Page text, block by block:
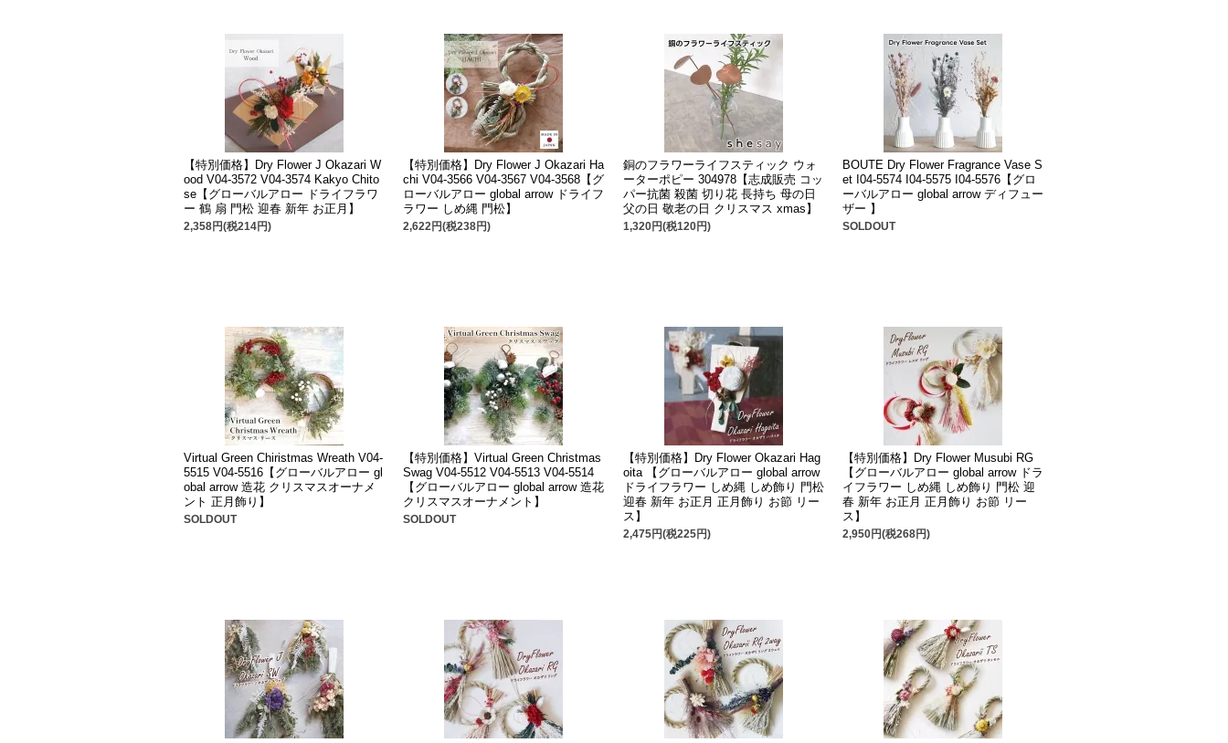
【特別価格】Dry Flower J Okazari W
ood V04-3572 V04-3574 Kakyo Chito
se【グローバルアロー ドライフラワ
ー 鶴 扇 門松 迎春 新年 お正月】
2,358円(税214円)
【特別価格】Dry Flower J Okazari Ha
chi V04-3566 V04-3567 V04-3568【グ
ローバルアロー global arrow ドライフ
ラワー しめ縄 門松】
2,622円(税238円)
銅のフラワーライフスティック ウォ
ーターポピー 304978【志成販売 コッ
パー抗菌 殺菌 切り花 長持ち 母の日
父の日 敬老の日 クリスマス xmas】
1,320円(税120円)
BOUTE Dry Flower Fragrance Vase S
et I04-5574 I04-5575 I04-5576【グロ
ーバルアロー global arrow ディフュー
ザー 】
SOLDOUT
Virtual Green Chiristmas Wreath V04-
5515 V04-5516【グローバルアロー gl
obal arrow 造花 クリスマスオーナメ
ント 正月飾り】
SOLDOUT
【特別価格】Virtual Green Christmas
Swag V04-5512 V04-5513 V04-5514
【グローバルアロー global arrow 造花
クリスマスオーナメント】
SOLDOUT
【特別価格】Dry Flower Okazari Hag
oita 【グローバルアロー global arrow
ドライフラワー しめ縄 しめ飾り 門松
迎春 新年 お正月 正月飾り お節 リー
ス】
2,475円(税225円)
【特別価格】Dry Flower Musubi RG
【グローバルアロー global arrow ドラ
イフラワー しめ縄 しめ飾り 門松 迎
春 新年 お正月 正月飾り お節 リー
ス】
2,950円(税268円)